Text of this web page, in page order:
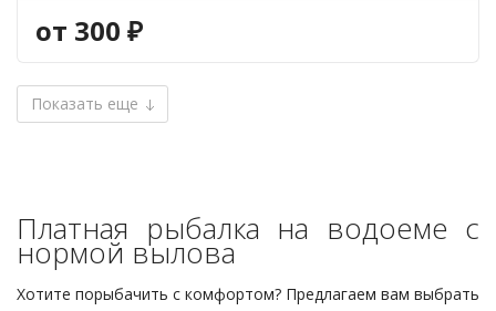
от 300 ₽
Показать еще
Платная рыбалка на водоеме с
нормой вылова
Хотите порыбачить с комфортом? Предлагаем вам выбрать